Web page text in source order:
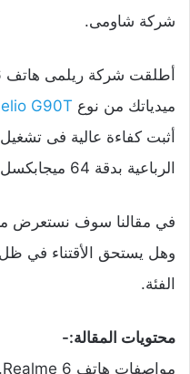
شركة شاومى.
ميدياتك من نوع G90T
أثبت كفاءة عالية فى تشغيل
الرباعية بدقة 64 ميجابكسل، والشاشة الرائعة.
وهل يستحق الأقتناء في
الفئة.
محتويات المقالة:-
مواصفات هاتف Realme 6.